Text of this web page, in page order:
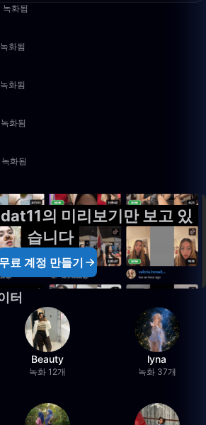
화됨
화됨
화됨
화됨
화됨
의 미리보기만 보고 있
습니다
무료 계정 만들기
터
Beauty
녹화 12개
lyna
녹화 37개